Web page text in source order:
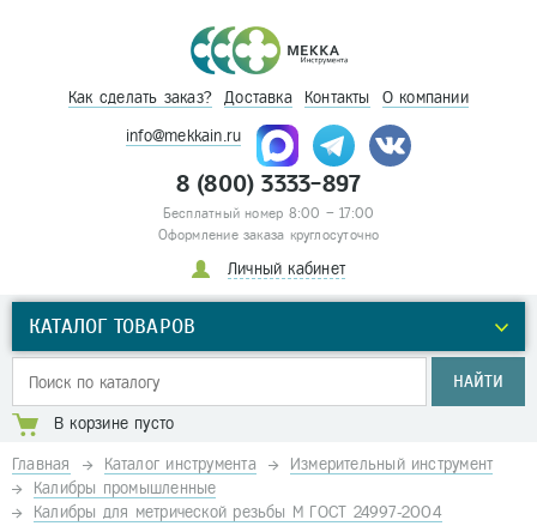
Как сделать заказ? Доставка Контакты О компании
info@mekkain.ru
8 (800) 3333-897
Бесплатный номер 8:00 – 17:00
Оформление заказа круглосуточно
Личный кабинет
КАТАЛОГ ТОВАРОВ
НАЙТИ
В корзине пусто
Главная Каталог инструмента
Измерительный инструмент
Калибры промышленные
Калибры для метрической резьбы М ГОСТ 24997-2004